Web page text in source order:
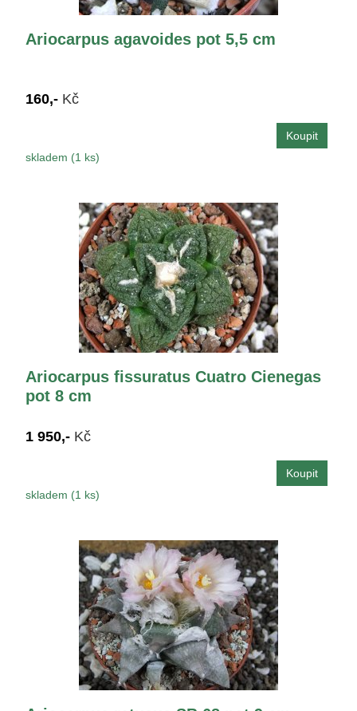
Ariocarpus agavoides pot 5,5 cm
160,- Kč
skladem (1 ks)
Ariocarpus fissuratus Cuatro Cienegas
pot 8 cm
1 950,- Kč
skladem (1 ks)